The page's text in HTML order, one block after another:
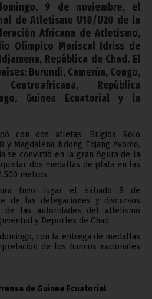
9 de noviembre, el
de Atletismo U18/U20 de la
Africana de Atletismo,
Olímpico Mariscal Idriss de
República de Chad. El
Burundi, Camerún, Congo,
República
Guinea Ecuatorial y la
con dos atletas: Brígida Rolo
y Magdalena Ndong Edjang Avomo,
se convirtió en la gran figura de la
dos medallas de plata en las
metros.
tuvo lugar el sábado 8 de
de las delegaciones y discursos
de las autoridades del atletismo
y Deportes de Chad.
con la entrega de medallas
de los himnos nacionales
de Guinea Ecuatorial